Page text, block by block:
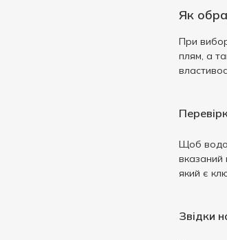
Як
При
плям, а
Щоб
вказаний
який є
Звідки